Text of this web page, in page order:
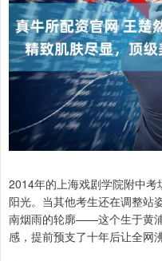
2014年的上海戏剧学院附中
阳光。当其他考生还在调整站
南烟雨的轮廓——这个生于黄
感，提前预支了十年后让全网